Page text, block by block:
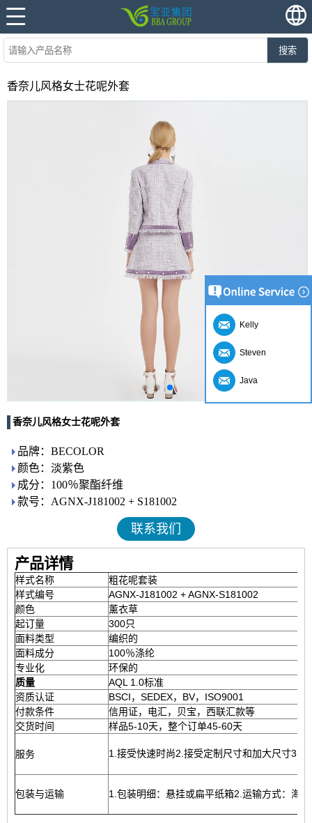
搜索
香奈儿风格女士花呢外套
香奈儿风格女士花呢外套
品牌：BECOLOR
颜色：淡紫色
成分：100％聚酯纤维
款号：AGNX-J181002 + S181002
联系我们
产品详情
样式名称
粗花呢套装
样式编号
AGNX-J181002 + AGNX-S181002
颜色
薰衣草
起订量
300只
面料类型
编织的
面料成分
100％涤纶
专业化
环保的
质量
AQL 1.0标准
资质认证
BSCI，SEDEX，BV，ISO9001
付款条件
信用证，电汇，贝宝，西联汇款等
交货时间
样品5-10天，整个订单45-60天
服务 1.接受快速时尚2.接受定制尺寸和加大尺寸3.
包装与运输 1.包装明细：悬挂或扁平纸箱2.运输方式：海
Kelly
Steven
Java